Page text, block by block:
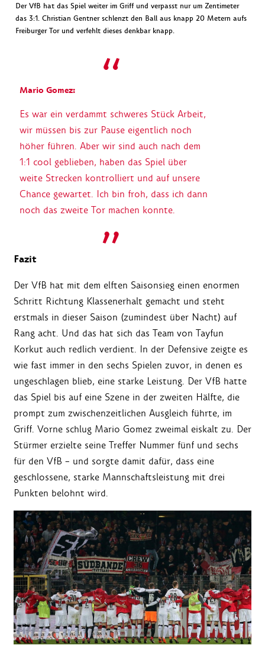
Der VfB hat das Spiel weiter im Griff und verpasst nur um Zentimeter
das 3:1. Christian Gentner schlenzt den Ball aus knapp 20 Metern aufs
Freiburger Tor und verfehlt dieses denkbar knapp.
Mario Gomez:
Es war ein verdammt schweres Stück Arbeit,
wir müssen bis zur Pause eigentlich noch
höher führen. Aber wir sind auch nach dem
1:1 cool geblieben, haben das Spiel über
weite Strecken kontrolliert und auf unsere
Chance gewartet. Ich bin froh, dass ich dann
noch das zweite Tor machen konnte.
Fazit
Der VfB hat mit dem elften Saisonsieg einen enormen
Schritt Richtung Klassenerhalt gemacht und steht
erstmals in dieser Saison (zumindest über Nacht) auf
Rang acht. Und das hat sich das Team von Tayfun
Korkut auch redlich verdient. In der Defensive zeigte es
wie fast immer in den sechs Spielen zuvor, in denen es
ungeschlagen blieb, eine starke Leistung. Der VfB hatte
das Spiel bis auf eine Szene in der zweiten Hälfte, die
prompt zum zwischenzeitlichen Ausgleich führte, im
Griff. Vorne schlug Mario Gomez zweimal eiskalt zu. Der
Stürmer erzielte seine Treffer Nummer fünf und sechs
für den VfB – und sorgte damit dafür, dass eine
geschlossene, starke Mannschaftsleistung mit drei
Punkten belohnt wird.